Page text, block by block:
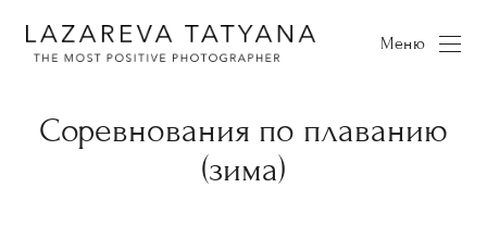
Меню
Соревнования по плаванию
(зима)